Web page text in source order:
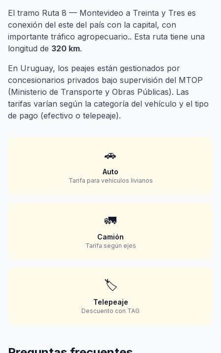
El tramo Ruta 8 — Montevideo a Treinta y Tres es
conexión del este del país con la capital, con
importante tráfico agropecuario.. Esta ruta tiene una
longitud de 320 km.
En Uruguay, los peajes están gestionados por
concesionarios privados bajo supervisión del MTOP
(Ministerio de Transporte y Obras Públicas). Las
tarifas varían según la categoría del vehículo y el tipo
de pago (efectivo o telepeaje).
🚗
Auto
Tarifa para vehículos livianos
🚛
Camión
Tarifa según ejes
🏷️
Telepeaje
Descuento con TAG